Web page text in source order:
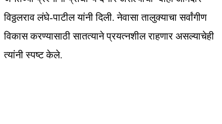
विठ्ठलराव लंघे-पाटील यांनी दिली. नेवासा तालुक्याचा सर्वांगीण
विकास करण्यासाठी सातत्याने प्रयत्नशील राहणार असल्याचेही
त्यांनी स्पष्ट केले.